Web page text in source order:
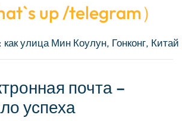
up /telegram）
улица Мин Коулун, Гонконг, Китай
почта –
успеха